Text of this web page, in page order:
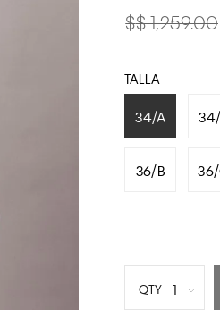
$ 1,259.00
TALLA
34/A
36/B
QTY 1